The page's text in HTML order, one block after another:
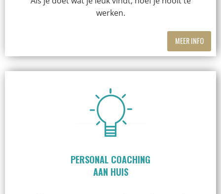
werken.
MEER INFO
PERSONAL COACHING
AAN HUIS